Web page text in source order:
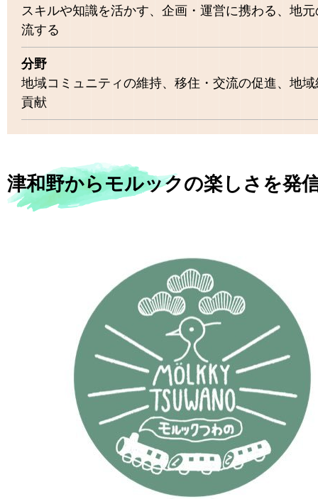
スキルや知識を活かす、企画・運営に携わる、地
流する
分野
地域コミュニティの維持、移住・交流の促進、地
貢献
津和野からモルックの楽しさを発